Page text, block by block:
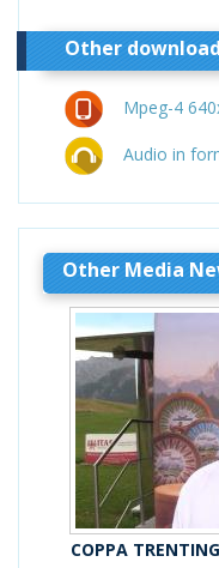
Other
Mpeg-4
Audio in
Other Media
COPPA